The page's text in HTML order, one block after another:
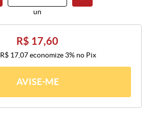
un
R$ 17,60
R$ 17,07economize 3% no Pix
AVISE-ME